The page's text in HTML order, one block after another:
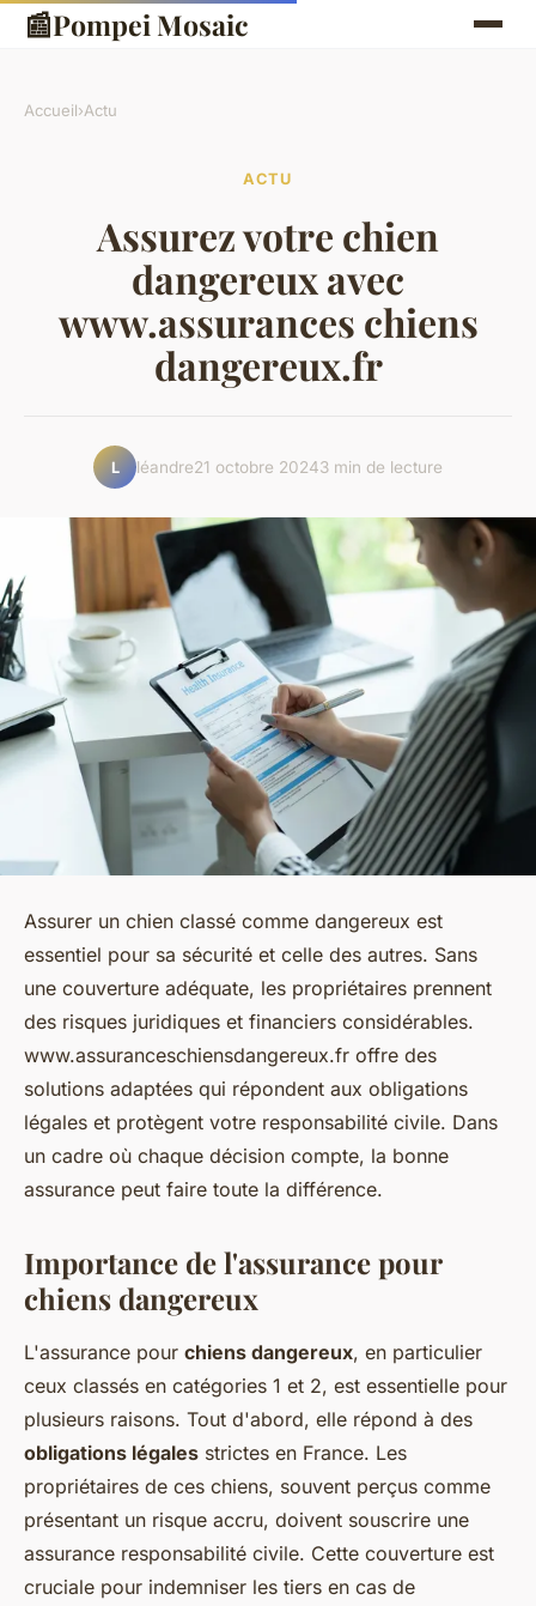
📰Pompei Mosaic
Accueil›Actu
ACTU
Assurez votre chien
dangereux avec
www.assurances chiens
dangereux.fr
L léandre21 octobre 20243 min de lecture
Assurer un chien classé comme dangereux est
essentiel pour sa sécurité et celle des autres. Sans
une couverture adéquate, les propriétaires prennent
des risques juridiques et financiers considérables.
www.assuranceschiensdangereux.fr offre des
solutions adaptées qui répondent aux obligations
légales et protègent votre responsabilité civile. Dans
un cadre où chaque décision compte, la bonne
assurance peut faire toute la différence.
Importance de l'assurance pour
chiens dangereux
L'assurance pour chiens dangereux, en particulier
ceux classés en catégories 1 et 2, est essentielle pour
plusieurs raisons. Tout d'abord, elle répond à des
obligations légales strictes en France. Les
propriétaires de ces chiens, souvent perçus comme
présentant un risque accru, doivent souscrire une
assurance responsabilité civile. Cette couverture est
cruciale pour indemniser les tiers en cas de